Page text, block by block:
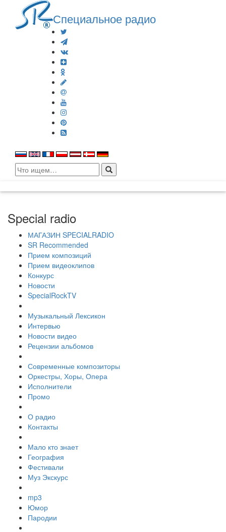
Специальное радио
Search
for:
Special radio
МАГАЗИН SPECIALRADIO
SR Recommended
Прием композиций
Прием видеоклипов
Конкурс
Новости
SpecialRockTV
Музыкальный Лексикон
Интервью
Новости видео
Рецензии альбомов
Современные композиторы
Оркестры, Хоры, Опера
Исполнители
Промо
О радио
Контакты
Мало кто знает
География
Фестивали
Муз Экскурс
mp3
Юмор
Пародии